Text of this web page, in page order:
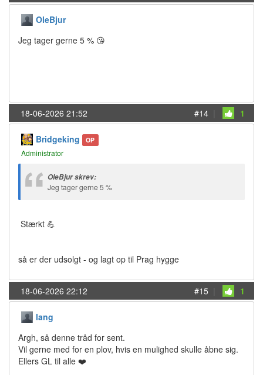
OleBjur
Jeg tager gerne 5 % 😘
18-06-2026 21:52 #14 | 1
Bridgeking OP
Administrator
OleBjur skrev:
Jeg tager gerne 5 %
Stærkt 💪
så er der udsolgt - og lagt op til Prag hygge
18-06-2026 22:12 #15 | 1
lang
Argh, så denne tråd for sent.
Vil gerne med for en plov, hvis en mulighed skulle åbne sig.
Ellers GL til alle ❤️